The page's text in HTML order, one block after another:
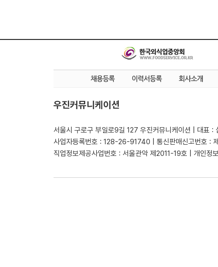
우진커뮤니케이션
서울시 구로구 부일로9길 127 우진커뮤니케이션 | 대표 :
사업자등록번호 : 128-26-91740 | 통신판매신고번호 :
직업정보제공사업번호 : 서울관악 제2011-19호 | 개인정